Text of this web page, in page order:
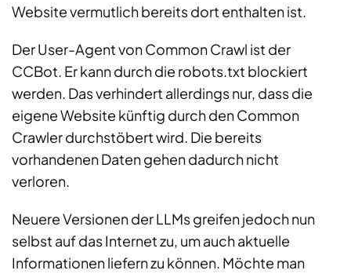
Website vermutlich bereits dort enthalten ist.
Der User-Agent von Common Crawl ist der
CCBot. Er kann durch die robots.txt blockiert
werden. Das verhindert allerdings nur, dass die
eigene Website künftig durch den Common
Crawler durchstöbert wird. Die bereits
vorhandenen Daten gehen dadurch nicht
verloren.
Neuere Versionen der LLMs greifen jedoch nun
selbst auf das Internet zu, um auch aktuelle
Informationen liefern zu können. Möchte man